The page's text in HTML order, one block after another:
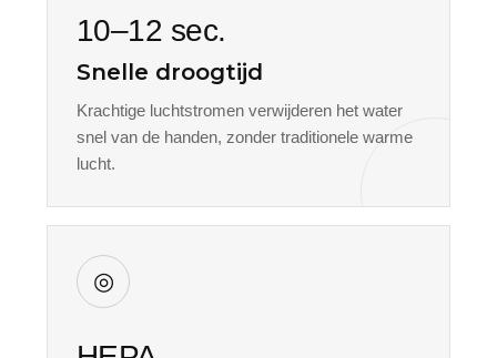
10–12 sec.
Snelle droogtijd
Krachtige luchtstromen verwijderen het water
snel van de handen, zonder traditionele warme
lucht.
◎